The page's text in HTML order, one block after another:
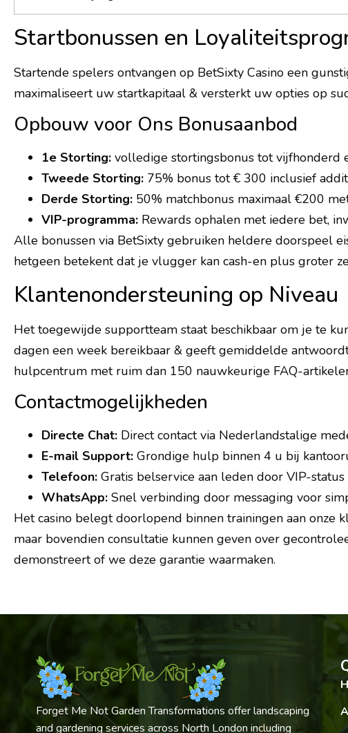
Startbonussen en
Startende spelers ontvangen op BetSixty Casino een
maximaliseert uw startkapitaal & versterkt uw opties op
Opbouw voor Ons Bonusaanbod
1e Storting: volledige stortingsbonus tot vijfhonderd
Tweede Storting: 75% bonus tot € 300 inclusief
Derde Storting: 50% matchbonus maximaal €200
VIP-programma: Rewards ophalen met iedere bet,
Alle bonussen via BetSixty gebruiken heldere doorspeel
hetgeen betekent dat je vlugger kan cash-en plus groter
Klantenondersteuning op Niveau
Het toegewijde supportteam staat beschikbaar om je te
dagen een week bereikbaar & geeft gemiddelde
hulpcentrum met ruim dan 150 nauwkeurige FAQ-
Contactmogelijkheden
Directe Chat: Direct contact via Nederlandstalige
E-mail Support: Grondige hulp binnen 4 u bij
Telefoon: Gratis belservice aan leden door VIP-status
WhatsApp: Snel verbinding door messaging voor
Het casino belegt doorlopend binnen trainingen aan onze
maar bovendien consultatie kunnen geven over
demonstreert of we deze garantie waarmaken.
Forget Me Not Garden Transformations offer landscaping
and gardening services across North London including